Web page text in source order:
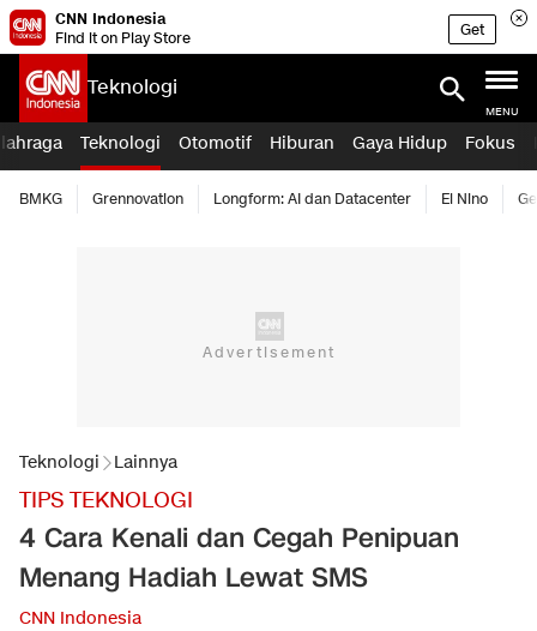
CNN Indonesia
Find it on Play Store
Get
Teknologi
MENU
Teknologi Otomotif Hiburan Gaya Hidup Fokus
BMKG Grennovation Longform: AI dan Datacenter El Nino
Teknologi Lainnya
TIPS TEKNOLOGI
4 Cara Kenali dan Cegah Penipuan
Menang Hadiah Lewat SMS
CNN Indonesia